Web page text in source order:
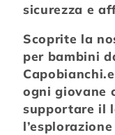
sicurezza e
Scoprite la
per bambini
ogni giovane
supportare il